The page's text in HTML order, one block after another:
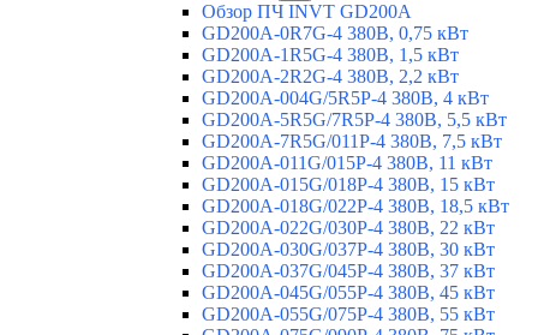
Обзор ПЧ INVT GD200A
GD200A-0R7G-4 380В, 0,75 кВт
GD200A-1R5G-4 380В, 1,5 кВт
GD200A-2R2G-4 380В, 2,2 кВт
GD200A-004G/5R5P-4 380В, 4 кВт
GD200A-5R5G/7R5P-4 380В, 5,5 кВт
GD200A-7R5G/011P-4 380В, 7,5 кВт
GD200A-011G/015P-4 380В, 11 кВт
GD200A-015G/018P-4 380В, 15 кВт
GD200A-018G/022P-4 380В, 18,5 кВт
GD200A-022G/030P-4 380В, 22 кВт
GD200A-030G/037P-4 380В, 30 кВт
GD200A-037G/045P-4 380В, 37 кВт
GD200A-045G/055P-4 380В, 45 кВт
GD200A-055G/075P-4 380В, 55 кВт